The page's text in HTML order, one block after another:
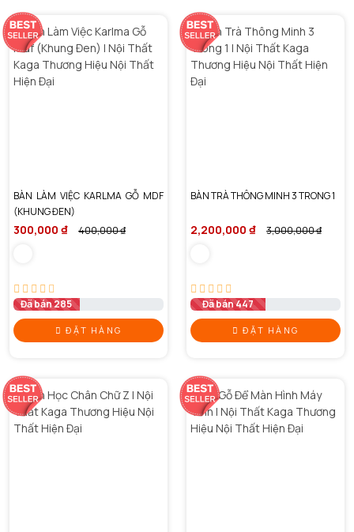
BÀN LÀM VIỆC KARLMA GỖ MDF
(KHUNG ĐEN)
300,000 ₫ 400,000 ₫
Đã bán 285
ĐẶT HÀNG
BÀN TRÀ THÔNG MINH 3 TRONG 1
2,200,000 ₫ 3,000,000 ₫
Đã bán 447
ĐẶT HÀNG